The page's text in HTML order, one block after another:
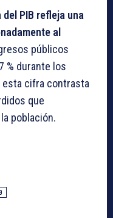
PIB refleja una
al
públicos
% durante los
esta cifra contrasta
que
población.